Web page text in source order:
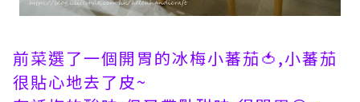
前菜選了一個開胃的冰梅小蕃茄🍅,小蕃茄
很貼心地去了皮~